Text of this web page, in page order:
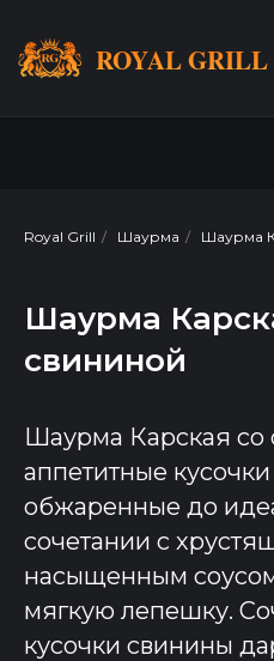
ROYAL GRILL
Royal Grill / Шаурма / Шаурма
Шаурма
свининой
Шаурма Карская со
аппетитные
обжаренные до
сочетании с
насыщенным
мягкую лепешку.
кусочки свинины